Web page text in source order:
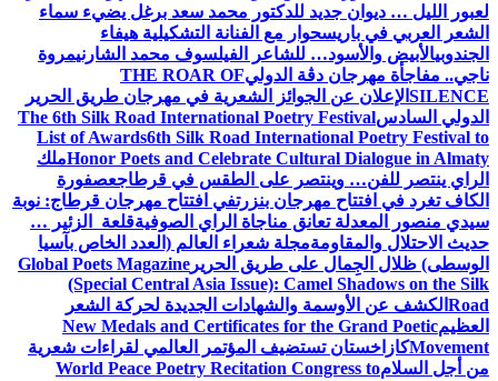
لعبور الليل … ديوان جديد للدكتور محمد سعد برغل يضيء سماء
الشعر العربي في باريسحوار مع الفنانة التشكيلية هيفاء
الجندوبيالأبيض والأسود… للشاعر الفيلسوف محمد الشارنيمروة
ناجي.. مفاجأة مهرجان دڨة الدوليTHE ROAR OF
SILENCE الإعلان عن الجوائز الشعرية في مهرجان طريق الحرير
الدولي السادسThe 6th Silk Road International Poetry Festival
List of Awards6th Silk Road International Poetry Festival to
Honor Poets and Celebrate Cultural Dialogue in Almatyملك
الراي ينتصر للفن… وينتصر على الطقس في قرطاجعصفورة
الكاف تغرد في افتتاح مهرجان بنزرتفي افتتاح مهرجان قرطاج: نوبة
سيدي منصور المعدلة تعانق مناجاة الراي الصوفيةقلعة الزئير …
حديث الاحتلال والمقاومةمجلة شعراء العالم (العدد الخاص بآسيا
الوسطى) ظلال الجِمال على طريق الحرير Global Poets Magazine
(Special Central Asia Issue): Camel Shadows on the Silk
Road الكشف عن الأوسمة والشهادات الجديدة لحركة الشعر
العظيمNew Medals and Certificates for the Grand Poetic
Movementكازاخستان تستضيف المؤتمر العالمي لقراءات شعرية
من أجل السلامWorld Peace Poetry Recitation Congress to